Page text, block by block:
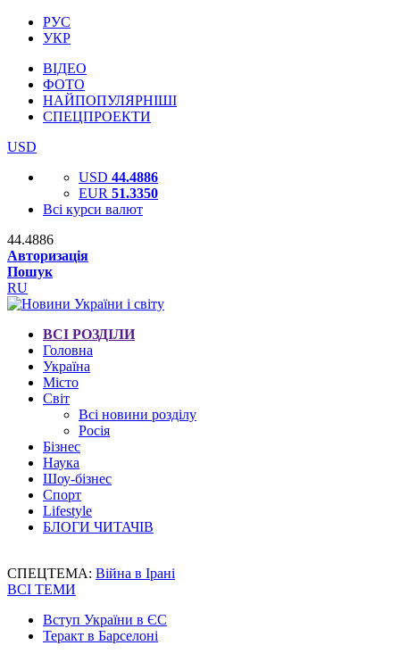
РУС
УКР
ВІДЕО
ФОТО
НАЙПОПУЛЯРНІШІ
СПЕЦПРОЕКТИ
USD
USD 44.4886
EUR 51.3350
Всі курси валют
44.4886
Авторизація
Пошук
RU
ВСІ РОЗДІЛИ
Головна
Україна
Місто
Світ
Всі новини розділу
Росія
Бізнес
Наука
Шоу-бізнес
Спорт
Lifestyle
БЛОГИ ЧИТАЧІВ
СПЕЦТЕМА: Війна в Ірані
ВСІ ТЕМИ
Вступ України в ЄС
Теракт в Барселоні